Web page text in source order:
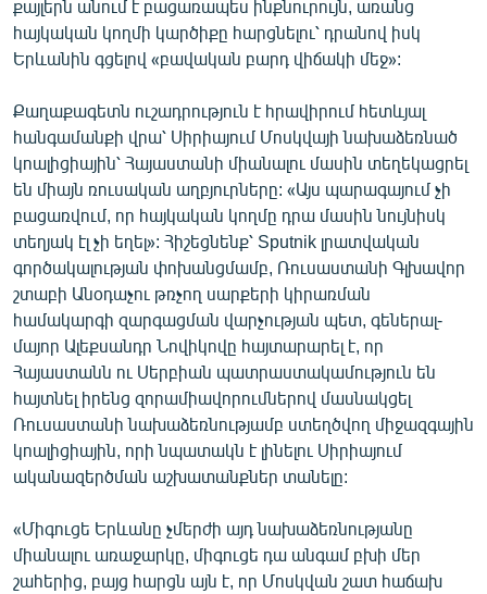
քայլերն անում է բացառապես ինքնուրույն, առանց
հայկական կողմի կարծիքը հարցնելու՝ դրանով իսկ
Երևանին գցելով «բավական բարդ վիճակի մեջ»:
Քաղաքագետն ուշադրություն է հրավիրում հետևյալ
հանգամանքի վրա՝ Սիրիայում Մոսկվայի նախաձեռնած
կոալիցիային՝ Հայաստանի միանալու մասին տեղեկացրել
են միայն ռուսական աղբյուրները: «Այս պարագայում չի
բացառվում, որ հայկական կողմը դրա մասին նույնիսկ
տեղյակ էլ չի եղել»: Հիշեցնենք՝ Sputnik լրատվական
գործակալության փոխանցմամբ, Ռուսաստանի Գլխավոր
շտաբի Անօդաչու թռչող սարքերի կիրառման
համակարգի զարգացման վարչության պետ, գեներալ-
մայոր Ալեքսանդր Նովիկովը հայտարարել է, որ
Հայաստանն ու Սերբիան պատրաստակամություն են
հայտնել իրենց զորամիավորումներով մասնակցել
Ռուսաստանի նախաձեռնությամբ ստեղծվող միջազգային
կոալիցիային, որի նպատակն է լինելու Սիրիայում
ականազերծման աշխատանքներ տանելը:
«Միգուցե Երևանը չմերժի այդ նախաձեռնությանը
միանալու առաջարկը, միգուցե դա անգամ բխի մեր
շահերից, բայց հարցն այն է, որ Մոսկվան շատ հաճախ